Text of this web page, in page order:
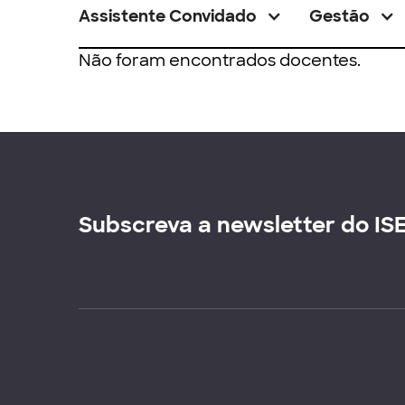
Assistente Convidado Gestão
Não foram encontrados docentes.
Subscreva a newsletter do